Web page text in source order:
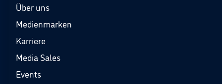
Über uns
Medienmarken
Karriere
Media Sales
Events